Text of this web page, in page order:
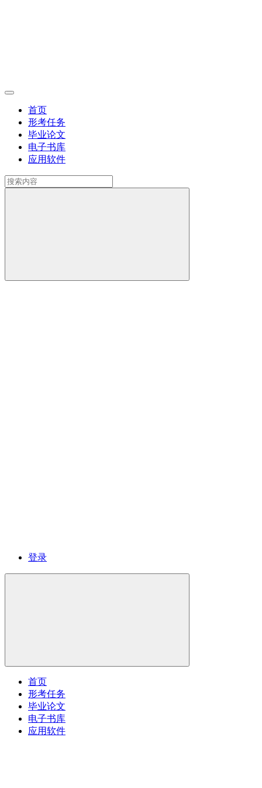
首页
形考任务
毕业论文
电子书库
应用软件
登录
首页
形考任务
毕业论文
电子书库
应用软件